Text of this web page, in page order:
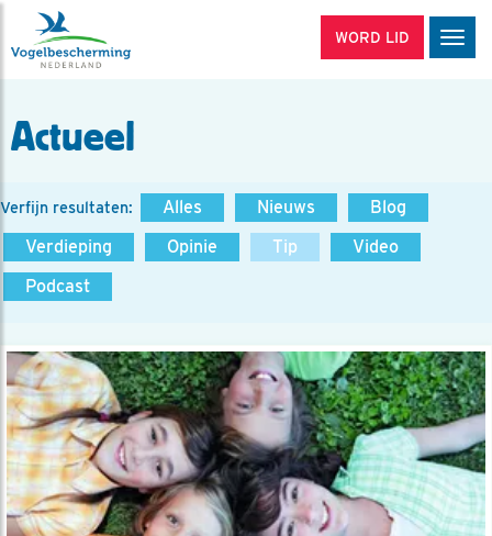
WORD LID
Actueel
Verfijn resultaten: Alles Nieuws
Blog
Verdieping
Opinie Tip
Video
Podcast